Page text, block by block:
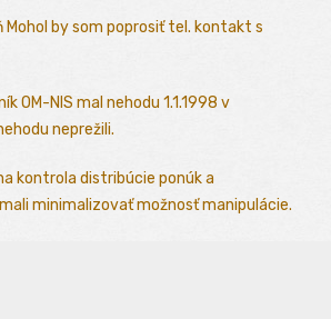
Mohol by som poprosiť tel. kontakt s
OM-NIS mal nehodu 1.1.1998 v
neprežili.
kontrola distribúcie ponúk a
minimalizovať možnosť manipulácie.